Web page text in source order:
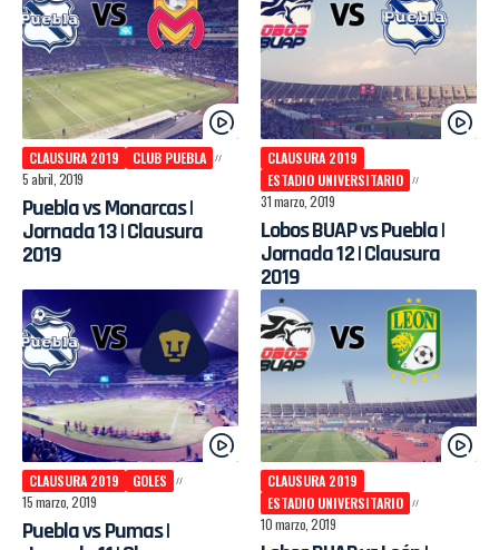
CLAUSURA 2019
CLUB PUEBLA
5 abril, 2019
Puebla vs Monarcas |
Jornada 13 | Clausura
2019
CLAUSURA 2019
ESTADIO UNIVERSITARIO
31 marzo, 2019
Lobos BUAP vs Puebla |
Jornada 12 | Clausura
2019
CLAUSURA 2019
GOLES
15 marzo, 2019
Puebla vs Pumas |
CLAUSURA 2019
ESTADIO UNIVERSITARIO
10 marzo, 2019